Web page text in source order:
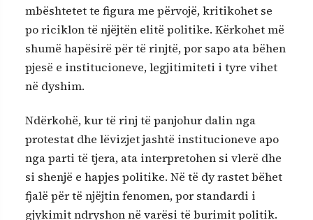
mbështetet te figura me përvojë, kritikohet se
po riciklon të njëjtën elitë politike. Kërkohet më
shumë hapësirë për të rinjtë, por sapo ata bëhen
pjesë e institucioneve, legjitimiteti i tyre vihet
në dyshim.
Ndërkohë, kur të rinj të panjohur dalin nga
protestat dhe lëvizjet jashtë institucioneve apo
nga parti të tjera, ata interpretohen si vlerë dhe
si shenjë e hapjes politike. Në të dy rastet bëhet
fjalë për të njëjtin fenomen, por standardi i
gjykimit ndryshon në varësi të burimit politik.